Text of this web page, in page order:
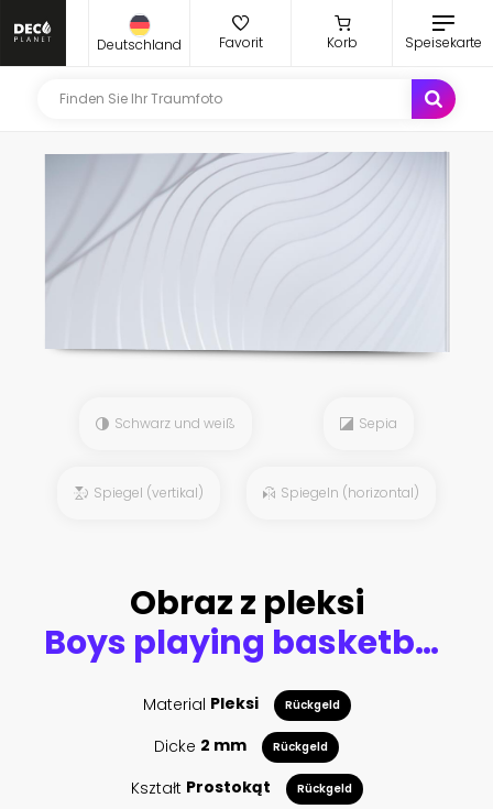
Deutschland Favorit Korb Speisekarte
Schwarz und weiß Sepia
Spiegel (vertikal) Spiegeln (horizontal)
Obraz z pleksi
Boys playing basketball on white background
Material Pleksi Rückgeld
Dicke 2 mm Rückgeld
Kształt Prostokąt Rückgeld